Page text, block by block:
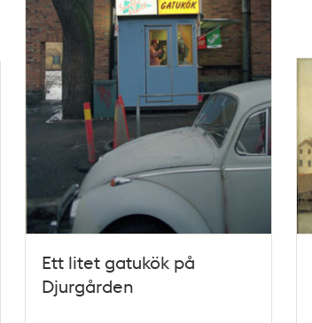
Ett litet gatukök på
Djurgården